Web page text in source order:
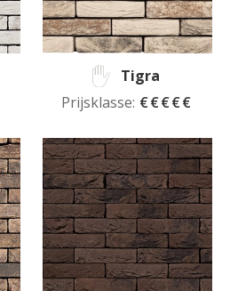
Tigra
Prijsklasse: €€€€€